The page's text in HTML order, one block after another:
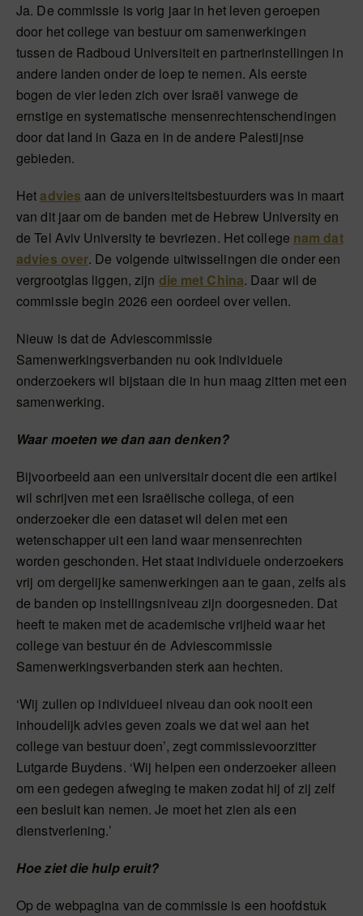
Ja. De commissie is vorig jaar in het leven geroepen
door het college van bestuur om samenwerkingen
tussen de Radboud Universiteit en partnerinstellingen in
andere landen onder de loep te nemen. Als eerste
bogen de vier leden zich over Israël vanwege de
ernstige en systematische mensenrechtenschendingen
door dat land in Gaza en in de andere Palestijnse
gebieden.
Hetadvies aan de universiteitsbestuurders was in maart
van dit jaar om de banden met de Hebrew University en
de Tel Aviv University te bevriezen. Het college nam dat
advies over. De volgende uitwisselingen die onder een
vergrootglas liggen, zijn die met China. Daar wil de
commissie begin 2026 een oordeel over vellen.
Nieuw is dat de Adviescommissie
Samenwerkingsverbanden nu ook individuele
onderzoekers wil bijstaan die in hun maag zitten met een
samenwerking.
Waar moeten we dan aan denken?
Bijvoorbeeld aan een universitair docent die een artikel
wil schrijven met een Israëlische collega, of een
onderzoeker die een dataset wil delen met een
wetenschapper uit een land waar mensenrechten
worden geschonden. Het staat individuele onderzoekers
vrij om dergelijke samenwerkingen aan te gaan, zelfs als
de banden op instellingsniveau zijn doorgesneden. Dat
heeft te maken met de academische vrijheid waar het
college van bestuur én de Adviescommissie
Samenwerkingsverbanden sterk aan hechten.
‘Wij zullen op individueel niveau dan ook nooit een
inhoudelijk advies geven zoals we dat wel aan het
college van bestuur doen’, zegt commissievoorzitter
Lutgarde Buydens. ‘Wij helpen een onderzoeker alleen
om een gedegen afweging te maken zodat hij of zij zelf
een besluit kan nemen. Je moet het zien als een
dienstverlening.’
Hoe ziet die hulp eruit?
Op de webpagina van de commissie is een hoofdstuk